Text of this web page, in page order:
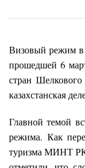
Визовый режим в
прошедшей 6
стран
казахстанская
Главной темой
режима. Как
туризма МИНТ